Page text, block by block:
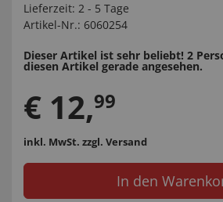
Lieferzeit: 2 - 5 Tage
Artikel-Nr.: 6060254
Dieser Artikel ist sehr beliebt! 2
diesen Artikel gerade angesehen.
€ 12,99
inkl. MwSt. zzgl. Versand
In den